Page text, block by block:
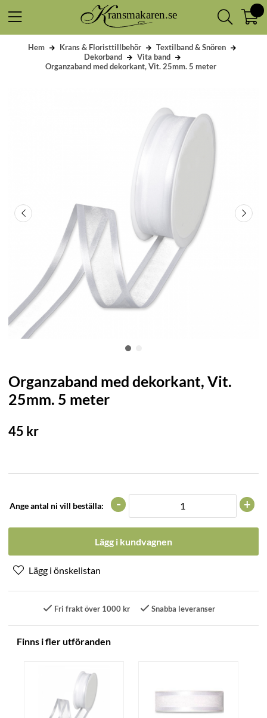
Hem Krans & Floristtillbehör
Textilband & Snören
Dekorband
Vita band
Organzaband med dekorkant, Vit. 25mm. 5 meter
Organzaband med dekorkant, Vit.
25mm. 5 meter
45 kr
Ange antal ni vill beställa: +
-
Lägg i kundvagnen
Fri frakt över 1000 kr Snabba leveranser
Finns i fler utföranden